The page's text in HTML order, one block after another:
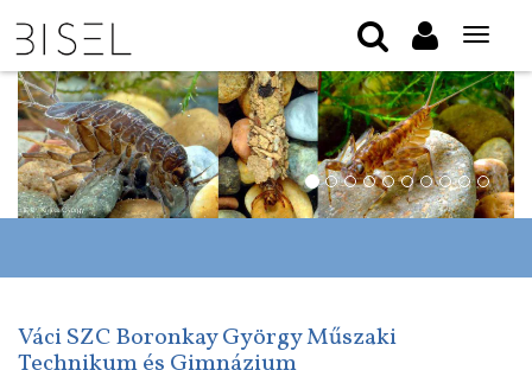
Váci SZC Boronkay György Műszaki